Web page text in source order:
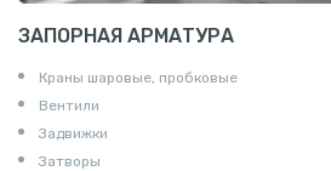
ЗАПОРНАЯ АРМАТУРА
Краны шаровые, пробковые
Вентили
Задвижки
Затворы